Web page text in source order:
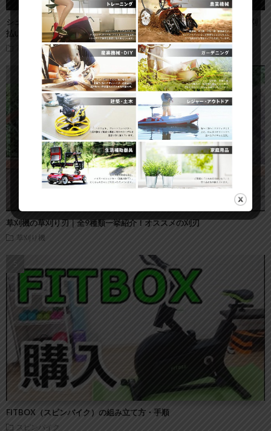
シュレッダーブレードが 国内機で使うと危険な理由 （草刈り機 刈
払い機 オレゴン スチール STIHL ）
草刈り機
草刈機の草刈り刃｜全9種類一挙紹介！オススメの刈刃
草刈り機
FITBOX（スピンバイク）の組み立て方・手順
スピンバイク